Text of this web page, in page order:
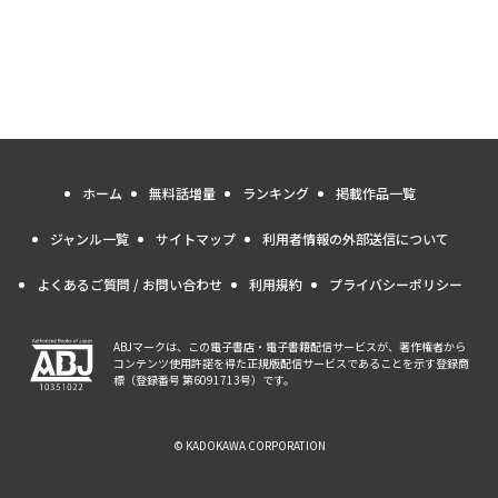
ホーム 無料話増量 ランキング 掲載作品一覧
ジャンル一覧 サイトマップ 利用者情報の外部送信について
よくあるご質問 / お問い合わせ 利用規約 プライバシーポリシー
ABJマークは、この電子書店・電子書籍配信サービスが、著作権者から
コンテンツ使用許諾を得た正規版配信サービスであることを示す登録商
標（登録番号 第6091713号）です。
© KADOKAWA CORPORATION